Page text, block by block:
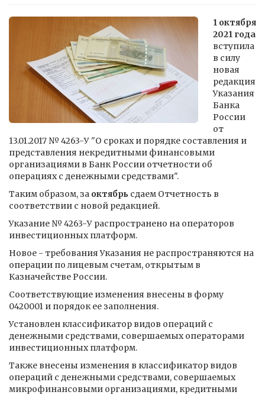
1 октября
2021 года
вступила
в силу
новая
редакция
Указания
Банка
России
от
13.01.2017 № 4263-У "О сроках и порядке составления и
представления некредитными финансовыми
организациями в Банк России отчетности об
операциях с денежными средствами".
Таким образом, за октябрь сдаем Отчетность в
соответствии с новой редакцией.
Указание № 4263-У распространено на операторов
инвестиционных платформ.
Новое - требования Указания не распространяются на
операции по лицевым счетам, открытым в
Казначействе России.
Соответствующие изменения внесены в форму
0420001 и порядок ее заполнения.
Установлен классификатор видов операций с
денежными средствами, совершаемых операторами
инвестиционных платформ.
Также внесены изменения в классификатор видов
операций с денежными средствами, совершаемых
микрофинансовыми организациями, кредитными